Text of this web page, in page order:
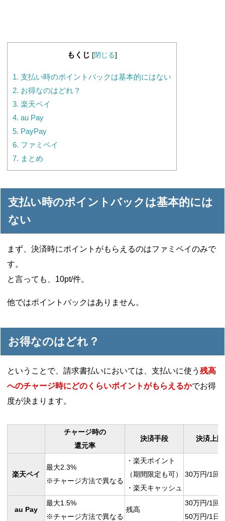
もくじ [閉じる]
1. 支払い時のポイントバックは基本的にはない
2. お得なのはどれ？
3. 楽天ペイ
4. au Pay
5. PayPay
6. ファミペイ
7. まとめ
支払い時のポイントバックは基本的には
ない
まず、決済時にポイントがもらえるのはファミペイのみで
す。
と言っても、10pt/件。
他ではポイントバックはありません。
お得なのはどれ？
ということで、請求書払いにおいては、支払いに使う残高
へのチャージ時にどのくらいポイントがもらえるかでお得
度が決まります。
チャージ時の
還元率
決済手段 決済上限
楽天ペイ
最大2.3%
※チャージ方法で異なる
・楽天ポイント
（期間限定も可）
・楽天キャッシュ
30万円/1回
au Pay
最大1.5%
※チャージ方法で異なる
残高
30万円/1回
50万円/1日